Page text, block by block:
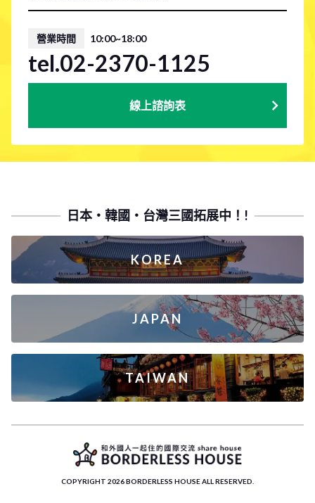
營業時間 10:00~18:00
tel.02-2370-1125
線上諮詢表
日本・韓國・台灣三國拓展中！!
KOREA
JAPAN
TAIWAN
COPYRIGHT 2026 BORDERLESS HOUSE ALL RESERVED.